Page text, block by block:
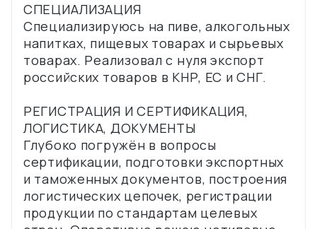
СПЕЦИАЛИЗАЦИЯ
Специализируюсь на пиве, алкогольных
напитках, пищевых товарах и сырьевых
товарах. Реализовал с нуля экспорт
российских товаров в КНР, ЕС и СНГ.
РЕГИСТРАЦИЯ И СЕРТИФИКАЦИЯ,
ЛОГИСТИКА, ДОКУМЕНТЫ
Глубоко погружён в вопросы
сертификации, подготовки экспортных
и таможенных документов, построения
логистических цепочек, регистрации
продукции по стандартам целевых